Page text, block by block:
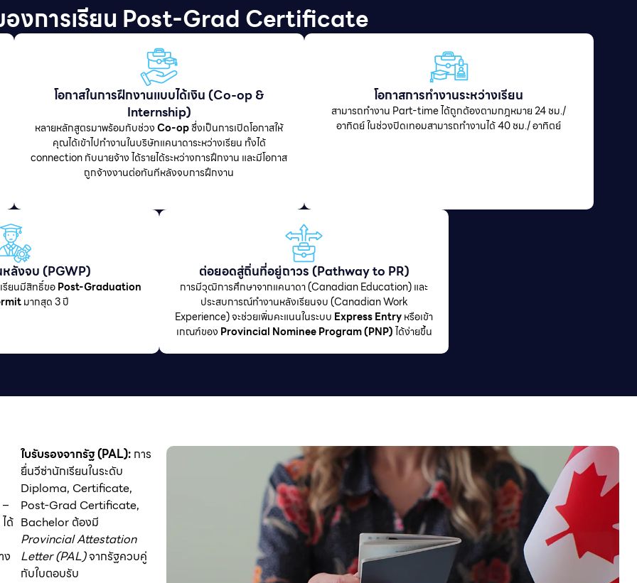
งการเรียน Post-Grad Certificate
โอกาสในการฝึกงานแบบได้เงิน (Co-op &
Internship)
หลายหลักสูตรมาพร้อมกับช่วงCo-opซึ่งเป็นการเปิดโอกาสให้
คุณได้เข้าไปทำงานในบริษัทแคนาดาระหว่างเรียน ทั้งได้
connection กับนายจ้าง ได้รายได้ระหว่างการฝึกงาน และมีโอกาส
ถูกจ้างงานต่อทันทีหลังจบการฝึกงาน
โอกาสการทำงานระหว่างเรียน
สามารถทำงาน Part-time ได้ถูกต้องตามกฎหมาย 24 ชม./
อาทิตย์ ในช่วงปิดเทอมสามารถทำงานได้ 40 ชม./ อาทิตย์
หลังจบ (PGWP)
รียนมีสิทธิ์ขอPost-Graduation
มากสุด 3 ปี
ต่อยอดสู่ถิ่นที่อยู่ถาวร (Pathway to PR)
การมีวุฒิการศึกษาจากแคนาดา (Canadian Education) และ
ประสบการณ์ทำงานหลังเรียนจบ (Canadian Work
Experience) จะช่วยเพิ่มคะแนนในระบบ Express Entryหรือเข้า
เกณฑ์ของ Provincial Nominee Program (PNP)ได้ง่ายขึ้น
ด้
ง
ใบรับรองจากรัฐ (PAL): การ
ยื่นวีซ่านักเรียนในระดับ
Diploma, Certificate,
Post-Grad Certificate,
Bachelor ต้องมี
Provincial Attestation
Letter (PAL)จากรัฐควบคู่
กับใบตอบรับ